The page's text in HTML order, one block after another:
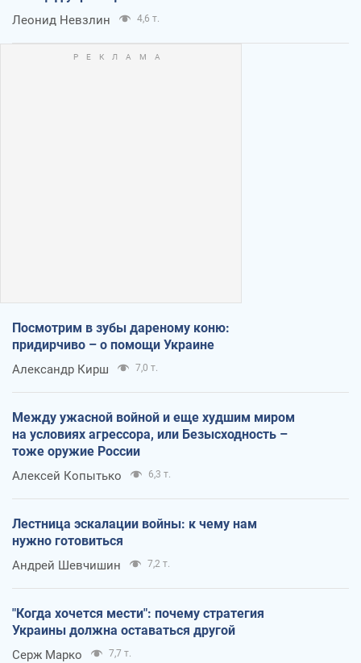
Леонид Невзлин 4,6 т.
Посмотрим в зубы дареному коню:
придирчиво – о помощи Украине
Александр Кирш 7,0 т.
Между ужасной войной и еще худшим миром
на условиях агрессора, или Безысходность –
тоже оружие России
Алексей Копытько 6,3 т.
Лестница эскалации войны: к чему нам
нужно готовиться
Андрей Шевчишин 7,2 т.
"Когда хочется мести": почему стратегия
Украины должна оставаться другой
Серж Марко 7,7 т.